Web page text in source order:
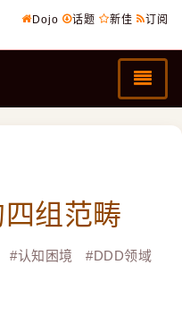
Dojo 话题 新佳 订阅
组范畴
#认知困境 #DDD领域